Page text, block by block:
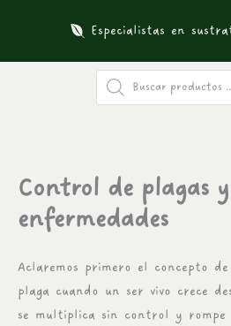
contenido
Especialistas en
Búsqueda
productos
Control de plagas y
enfermedades
Aclaremos primero el concepto
plaga cuando un ser vivo crece
se multiplica sin control y